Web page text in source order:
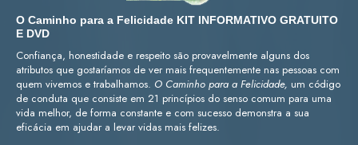
O Caminho para a Felicidade KIT INFORMATIVO GRATUITO
E DVD
Confiança, honestidade e respeito são provavelmente alguns dos
atributos que gostaríamos de ver mais frequentemente nas pessoas com
quem vivemos e trabalhamos. O Caminho para a Felicidade, um código
de conduta que consiste em 21 princípios do senso comum para uma
vida melhor, de forma constante e com sucesso demonstra a sua
eficácia em ajudar a levar vidas mais felizes.